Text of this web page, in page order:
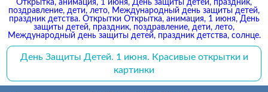
Открытка, анимация, 1 июня, День защиты детей, праздник,
поздравление, дети, лето, Международный день защиты детей,
праздник детства. Открытки Открытка, анимация, 1 июня, День
защиты детей, праздник, поздравление, дети, лето,
Международный день защиты детей, праздник детства, солнце.
День Защиты Детей. 1 июня. Красивые открытки и
картинки